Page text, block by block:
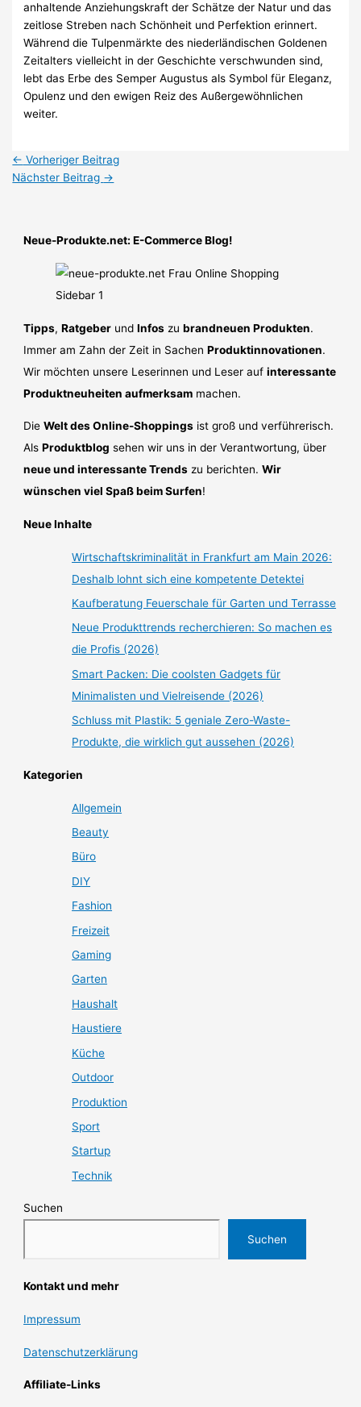
anhaltende Anziehungskraft der Schätze der Natur und das
zeitlose Streben nach Schönheit und Perfektion erinnert.
Während die Tulpenmärkte des niederländischen Goldenen
Zeitalters vielleicht in der Geschichte verschwunden sind,
lebt das Erbe des Semper Augustus als Symbol für Eleganz,
Opulenz und den ewigen Reiz des Außergewöhnlichen
weiter.
← Vorheriger Beitrag
Nächster Beitrag →
Neue-Produkte.net: E-Commerce Blog!
Tipps,Ratgeber undInfos zubrandneuen Produkten.
Immer am Zahn der Zeit in SachenProduktinnovationen.
Wir möchten unsere Leserinnen und Leser aufinteressante
Produktneuheiten aufmerksam machen.
DieWelt des Online-Shoppings ist groß und verführerisch.
AlsProduktblog sehen wir uns in der Verantwortung, über
neue und interessante Trends zu berichten.Wir
wünschen viel Spaß beim Surfen!
Neue Inhalte
Wirtschaftskriminalität in Frankfurt am Main 2026:
Deshalb lohnt sich eine kompetente Detektei
Kaufberatung Feuerschale für Garten und Terrasse
Neue Produkttrends recherchieren: So machen es
die Profis (2026)
Smart Packen: Die coolsten Gadgets für
Minimalisten und Vielreisende (2026)
Schluss mit Plastik: 5 geniale Zero-Waste-
Produkte, die wirklich gut aussehen (2026)
Kategorien
Allgemein
Beauty
Büro
DIY
Fashion
Freizeit
Gaming
Garten
Haushalt
Haustiere
Küche
Outdoor
Produktion
Sport
Startup
Technik
Suchen
Suchen
Kontakt und mehr
Impressum
Datenschutzerklärung
Affiliate-Links